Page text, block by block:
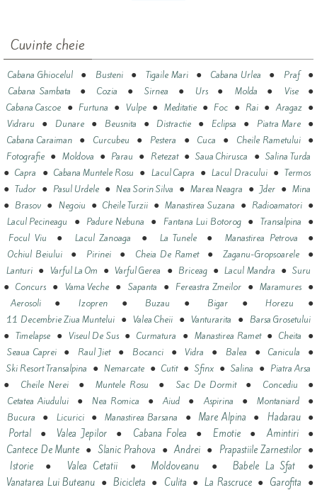
Cuvinte cheie
Cabana Ghiocelul ● Busteni● Tigaile Mari ● Cabana Urlea ● Praf●
Cabana Sambata ●Cozia ●Sirnea ● Urs● Molda ● Vise●
Cabana Cascoe ● Furtuna ● Vulpe● Meditatie● Foc ● Rai ●Aragaz●
Vidraru ● Dunare● Beusnita ● Distractie ● Eclipsa ● Piatra Mare ●
Cabana Caraiman ● Curcubeu ● Pestera ●Cuca ● Cheile Rametului●
Fotografie ● Moldova ● Parau ● Retezat●Saua Chirusca ● Salina Turda
●Capra ● Cabana Muntele Rosu ● Lacul Capra ●Lacul Dracului●Termos
● Tudor ● Pasul Urdele ● Nea Sorin Silva ● Marea Neagra ● Jder ● Mina
● Brasov ● Negoiu ● Cheile Turzii ●Manastirea Suzana ● Radioamatori●
Lacul Pecineagu ● Padure Nebuna ● Fantana Lui Botorog● Transalpina ●
Focul Viu ● Lacul Zanoaga ● La Tunele●Manastirea Petrova ●
Ochiul Beiului ● Pirinei ● Cheia De Ramet● Zaganu-Gropsoarele●
Lanturi ● Varful La Om ●Varful Gerea ● Briceag●Lacul Mandra ●Suru
●Concurs ● Vama Veche ● Sapanta ● Fereastra Zmeilor●Maramures ●
Aerosoli● Izopren● Buzau ● Bigar ●Horezu ●
11 Decembrie Ziua Muntelui ●Valea Cheii ●Vanturarita ● Barsa Grosetului
●Timelapse ● Viseul De Sus●Curmatura ●Manastirea Ramet●Cheita ●
Seaua Caprei● Raul Jiet● Bocanci●Vidra ● Balea ●Canicula ●
Ski Resort Transalpina ● Nemarcate ● Cutit● Sfinx ● Salina ● Piatra Arsa
● Cheile Nerei●Muntele Rosu ● Sac De Dormit●Concediu ●
Cetatea Aiudului●Nea Romica ●Aiud ●Aspirina ●Montaniard ●
Bucura ● Licurici●Manastirea Barsana ●Mare Alpina ● Hadarau●
Portal● Valea Jepilor● Cabana Folea ●Emotie ●Amintiri●
Cantece De Munte ●Slanic Prahova ●Andrei ● Prapastiile Zarnestilor ●
Istorie● Valea Cetatii ●Moldoveanu ● Babele La Sfat ●
Vanatarea Lui Buteanu ● Bicicleta ● Culita ●La Rascruce● Garofita ●